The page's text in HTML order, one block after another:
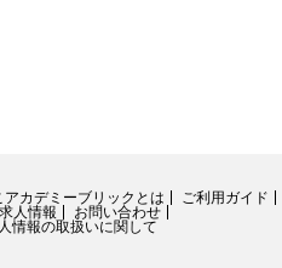
カデミーブリックとは
ご利用ガイド
求人情報
お問い合わせ
情報の取扱いに関して